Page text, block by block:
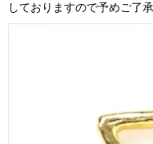
しておりますので予めご了